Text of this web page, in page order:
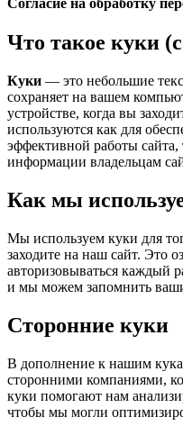
Согласие на обработку
Что такое куки
Куки — это небольшие
сохраняет на вашем
устройстве, когда вы
используются как для
эффективной работы
информации владельцам
Как мы
Мы используем куки для
заходите на наш сайт. Это
авторизовываться каждый
и мы можем запомнить
Сторонние куки
В дополнение к нашим
сторонними компаниями,
куки помогают нам
чтобы мы могли